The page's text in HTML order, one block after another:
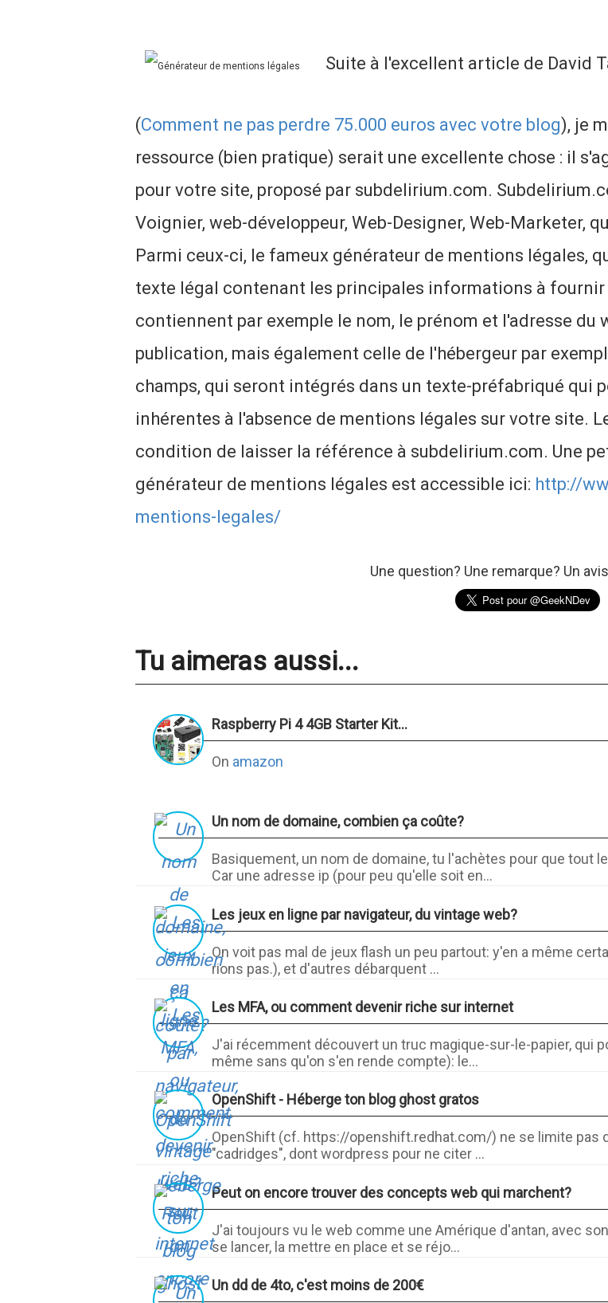
Suite à l'excellent article de David
(Comment ne pas perdre 75.000 euros avec votre blog), je
ressource (bien pratique) serait une excellente chose : il
pour votre site, proposé par subdelirium.com.
Voignier, web-développeur, Web-Designer, Web-Marketer,
Parmi ceux-ci, le fameux générateur de mentions légales,
texte légal contenant les principales informations à fournir
contiennent par exemple le nom, le prénom et l'adresse du
publication, mais également celle de l'hébergeur par
champs, qui seront intégrés dans un texte-préfabriqué qui
inhérentes à l'absence de mentions légales sur votre site.
condition de laisser la référence à subdelirium.com. Une
générateur de mentions légales est accessible ici: http://
mentions-legales/
Une question? Une remarque? Un
Tu aimeras aussi...
Raspberry Pi 4 4GB Starter Kit...
On amazon
Un nom de domaine, combien ça coûte?
Basiquement, un nom de domaine, tu l'achètes pour que tout
Car une adresse ip (pour peu qu'elle soit en...
Les jeux en ligne par navigateur, du vintage web?
On voit pas mal de jeux flash un peu partout: y'en a même
rions pas.), et d'autres débarquent ...
Les MFA, ou comment devenir riche sur internet
J'ai récemment découvert un truc magique-sur-le-papier, qui
même sans qu'on s'en rende compte): le...
OpenShift - Héberge ton blog ghost gratos
OpenShift (cf. https://openshift.redhat.com/) ne se limite pas
"cadridges", dont wordpress pour ne citer ...
Peut on encore trouver des concepts web qui marchent?
J'ai toujours vu le web comme une Amérique d'antan, avec
se lancer, la mettre en place et se réjo...
Un dd de 4to, c'est moins de 200€